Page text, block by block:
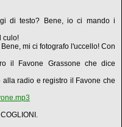
di testo? Bene, io ci mando i
culo!
mi ci fotografo l'uccello! Con
il Favone Grassone che dice
alla radio e registro il Favone che